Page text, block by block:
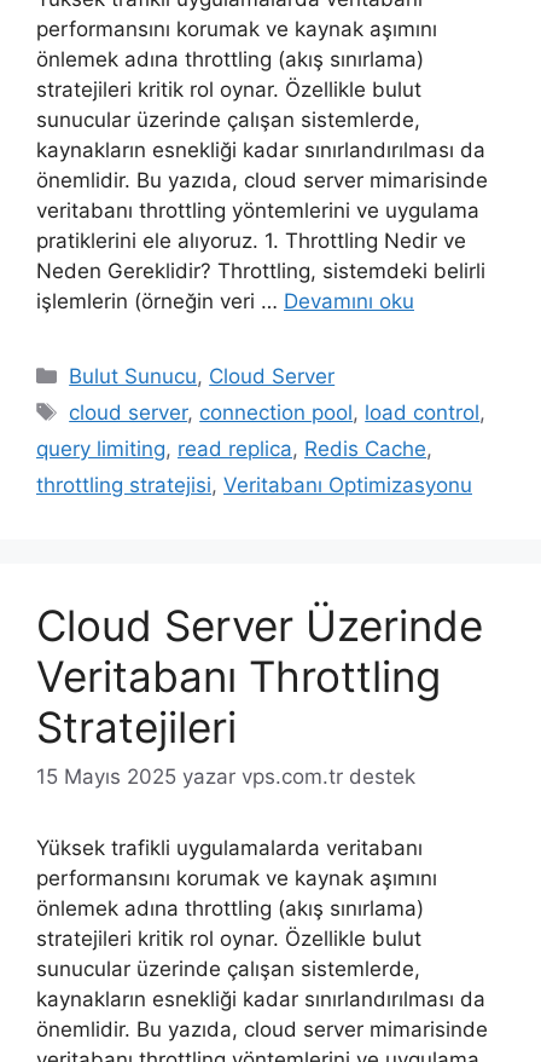
performansını korumak ve kaynak aşımını
önlemek adına throttling (akış sınırlama)
stratejileri kritik rol oynar. Özellikle bulut
sunucular üzerinde çalışan sistemlerde,
kaynakların esnekliği kadar sınırlandırılması da
önemlidir. Bu yazıda, cloud server mimarisinde
veritabanı throttling yöntemlerini ve uygulama
pratiklerini ele alıyoruz. 1. Throttling Nedir ve
Neden Gereklidir? Throttling, sistemdeki belirli
işlemlerin (örneğin veri … Devamını oku
Kategoriler
Bulut Sunucu, Cloud Server
Etiketler
cloud server, connection pool, load control,
query limiting, read replica, Redis Cache,
throttling stratejisi, Veritabanı Optimizasyonu
Cloud Server Üzerinde
Veritabanı Throttling
Stratejileri
15 Mayıs 2025 yazar vps.com.tr destek
Yüksek trafikli uygulamalarda veritabanı
performansını korumak ve kaynak aşımını
önlemek adına throttling (akış sınırlama)
stratejileri kritik rol oynar. Özellikle bulut
sunucular üzerinde çalışan sistemlerde,
kaynakların esnekliği kadar sınırlandırılması da
önemlidir. Bu yazıda, cloud server mimarisinde